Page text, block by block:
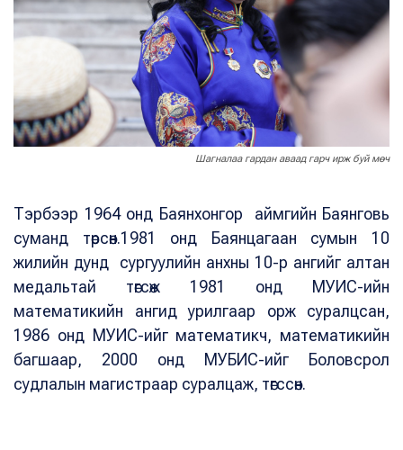
Шагналаа гардан аваад гарч ирж буй мөч
Тэрбээр 1964 онд Баянхонгор аймгийн Баянговь
суманд төрсөн.1981 онд Баянцагаан сумын 10
жилийн дунд сургуулийн анхны 10-р ангийг алтан
медальтай төгсөж 1981 онд МУИС-ийн
математикийн ангид урилгаар орж суралцсан,
1986 онд МУИС-ийг математикч, математикийн
багшаар, 2000 онд МУБИС-ийг Боловсрол
судлалын магистраар суралцаж, төгссөн.